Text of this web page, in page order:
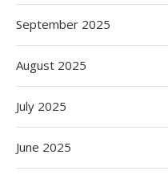
September 2025
August 2025
July 2025
June 2025